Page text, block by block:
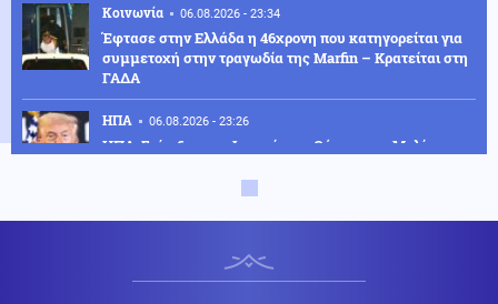
Κοινωνία 06.08.2026 - 23:34
Έφτασε στην Ελλάδα η 46χρονη που κατηγορείται για
συμμετοχή στην τραγωδία της Marfin – Κρατείται στη
ΓΑΔΑ
ΗΠΑ 06.08.2026 - 23:26
ΗΠΑ: Στήριξη στην Ισπανία για Θέουτα και Μελίγια,
Μέση Ανατολή 06.08.2026 - 23:17
του νότιου Λιβάνου έως ότου εφαρμοστεί η συμφωνία